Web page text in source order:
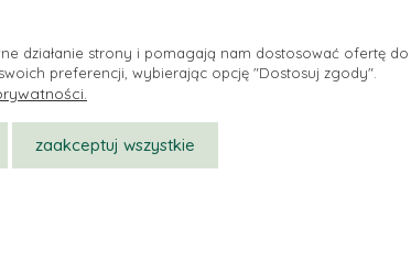
działanie strony i pomagają nam dostosować ofertę
preferencji, wybierając opcję "Dostosuj zgody".
zaakceptuj wszystkie